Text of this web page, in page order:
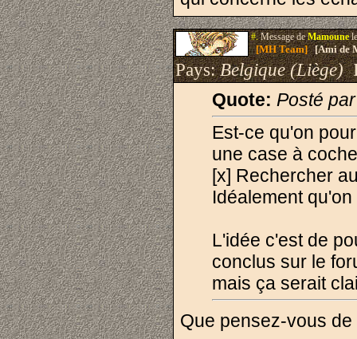
#.Message deMamoune
[MH Team][Ami de
Pays:Belgique (Liège)
Quote: Posté
Est-ce qu'on
une case à
[x] Rechercher
Idéalement
L'idée c'est de
conclus sur le
mais ça serait
Que pensez-vous